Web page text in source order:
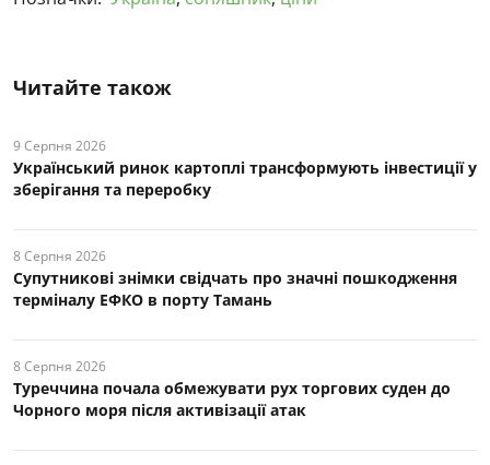
Читайте також
9 Серпня 2026
Український ринок картоплі трансформують інвестиції у
зберігання та переробку
8 Серпня 2026
Супутникові знімки свідчать про значні пошкодження
терміналу ЕФКО в порту Тамань
8 Серпня 2026
Туреччина почала обмежувати рух торгових суден до
Чорного моря після активізації атак